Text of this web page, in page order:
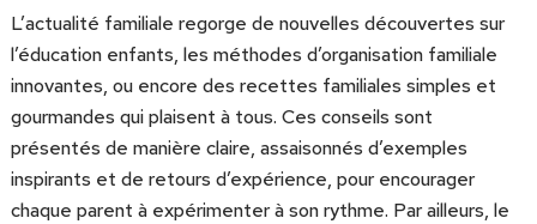
L’actualité familiale regorge de nouvelles découvertes sur
l’éducation enfants, les méthodes d’organisation familiale
innovantes, ou encore des recettes familiales simples et
gourmandes qui plaisent à tous. Ces conseils sont
présentés de manière claire, assaisonnés d’exemples
inspirants et de retours d’expérience, pour encourager
chaque parent à expérimenter à son rythme. Par ailleurs, le